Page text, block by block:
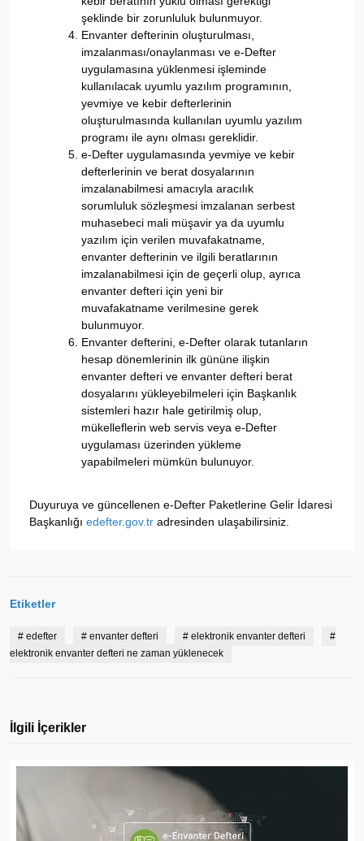
şeklinde bir zorunluluk bulunmuyor.
Envanter defterinin oluşturulması,
imzalanması/onaylanması ve e-Defter
uygulamasına yüklenmesi işleminde
kullanılacak uyumlu yazılım programının,
yevmiye ve kebir defterlerinin
oluşturulmasında kullanılan uyumlu yazılım
programı ile aynı olması gereklidir.
e-Defter uygulamasında yevmiye ve kebir
defterlerinin ve berat dosyalarının
imzalanabilmesi amacıyla aracılık
sorumluluk sözleşmesi imzalanan serbest
muhasebeci mali müşavir ya da uyumlu
yazılım için verilen muvafakatname,
envanter defterinin ve ilgili beratlarının
imzalanabilmesi için de geçerli olup, ayrıca
envanter defteri için yeni bir
muvafakatname verilmesine gerek
bulunmuyor.
Envanter defterini, e-Defter olarak tutanların
hesap dönemlerinin ilk gününe ilişkin
envanter defteri ve envanter defteri berat
dosyalarını yükleyebilmeleri için Başkanlık
sistemleri hazır hale getirilmiş olup,
mükelleflerin web servis veya e-Defter
uygulaması üzerinden yükleme
yapabilmeleri mümkün bulunuyor.
Duyuruya ve güncellenen e-Defter Paketlerine Gelir İdaresi
Başkanlığı edefter.gov.tr adresinden ulaşabilirsiniz.
Etiketler
# edefter # envanter defteri # elektronik envanter defteri
#
elektronik envanter defteri ne zaman yüklenecek
İlgili İçerikler